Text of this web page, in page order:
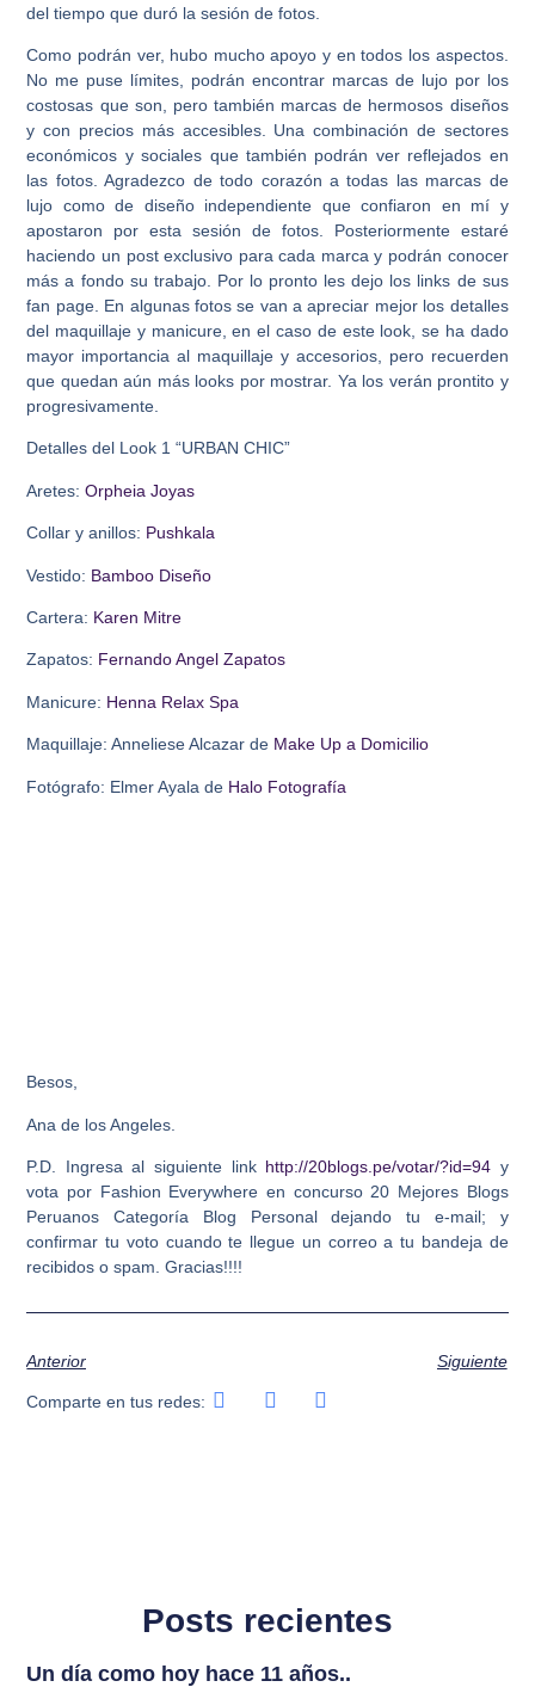
del tiempo que duró la sesión de fotos.
Como podrán ver, hubo mucho apoyo y en todos los aspectos.
No me puse límites, podrán encontrar marcas de lujo por los
costosas que son, pero también marcas de hermosos diseños
y con precios más accesibles. Una combinación de sectores
económicos y sociales que también podrán ver reflejados en
las fotos. Agradezco de todo corazón a todas las marcas de
lujo como de diseño independiente que confiaron en mí y
apostaron por esta sesión de fotos. Posteriormente estaré
haciendo un post exclusivo para cada marca y podrán conocer
más a fondo su trabajo. Por lo pronto les dejo los links de sus
fan page. En algunas fotos se van a apreciar mejor los detalles
del maquillaje y manicure, en el caso de este look, se ha dado
mayor importancia al maquillaje y accesorios, pero recuerden
que quedan aún más looks por mostrar. Ya los verán prontito y
progresivamente.
Detalles del Look 1 “URBAN CHIC”
Aretes:Orpheia Joyas
Collar y anillos: Pushkala
Vestido: Bamboo Diseño
Cartera: Karen Mitre
Zapatos: Fernando Angel Zapatos
Manicure: Henna Relax Spa
Maquillaje: Anneliese Alcazar de Make Up a Domicilio
Fotógrafo: Elmer Ayala de Halo Fotografía
Besos,
Ana de los Angeles.
P.D. Ingresa al siguiente link http://20blogs.pe/votar/?id=94 y
vota por Fashion Everywhere en concurso 20 Mejores Blogs
Peruanos Categoría Blog Personal dejando tu e-mail; y
confirmar tu voto cuando te llegue un correo a tu bandeja de
recibidos o spam. Gracias!!!!
Anterior Siguiente
Comparte en tus redes:
Posts recientes
Un día como hoy hace 11 años..